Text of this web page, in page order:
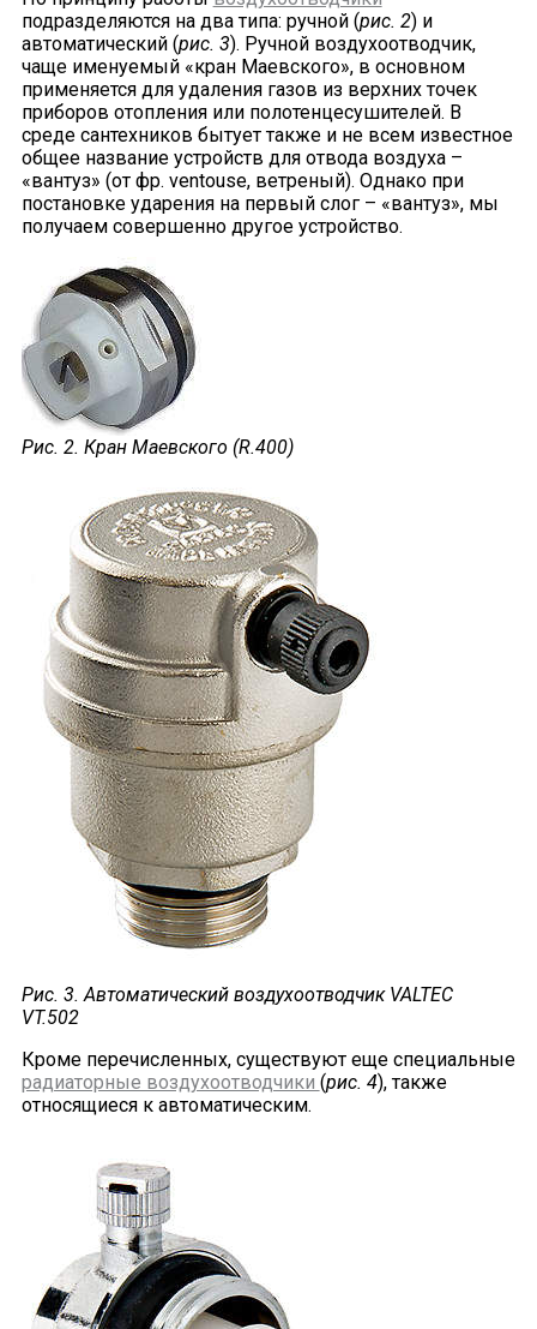
подразделяются на два типа: ручной (рис. 2) и
автоматический (рис. 3). Ручной воздухоотводчик,
чаще именуемый «кран Маевского», в основном
применяется для удаления газов из верхних точек
приборов отопления или полотенцесушителей. В
среде сантехников бытует также и не всем известное
общее название устройств для отвода воздуха –
«вантуз» (от фр. ventouse, ветреный). Однако при
постановке ударения на первый слог – «вантуз», мы
получаем совершенно другое устройство.
Рис. 2. Кран Маевского (R.400)
Рис. 3. Автоматический воздухоотводчик VALTEC
VT.502
Кроме перечисленных, существуют еще специальные
радиаторные воздухоотводчики (рис. 4), также
относящиеся к автоматическим.